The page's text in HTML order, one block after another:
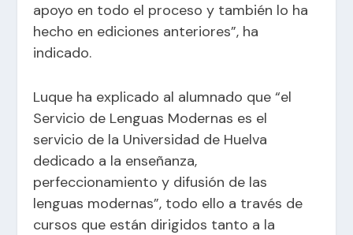
apoyo en todo el proceso y también lo ha
hecho en ediciones anteriores”, ha
indicado.
Luque ha explicado al alumnado que “el
Servicio de Lenguas Modernas es el
servicio de la Universidad de Huelva
dedicado a la enseñanza,
perfeccionamiento y difusión de las
lenguas modernas”, todo ello a través de
cursos que están dirigidos tanto a la